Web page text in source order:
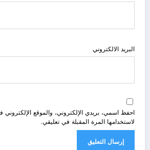
البريد الالكتروني
احفظ اسمي، بريدي الإلكتروني، والموقع
لاستخدامها المرة المقبلة في تعليقي.